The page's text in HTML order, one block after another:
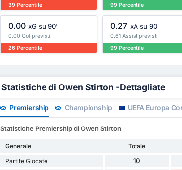
39 Percentile
99 Percentile
0.00 xG su 90'
0.00 Gol previsti
26 Percentile
0.27 xA su 90
0.61 Assist previsti
99 Percentile
Statistiche di Owen Stirton -Dettagliate
Premiership Championship UEFA Europa
Statistiche Premiership di Owen Stirton
Generale Totale
Partite Giocate
10